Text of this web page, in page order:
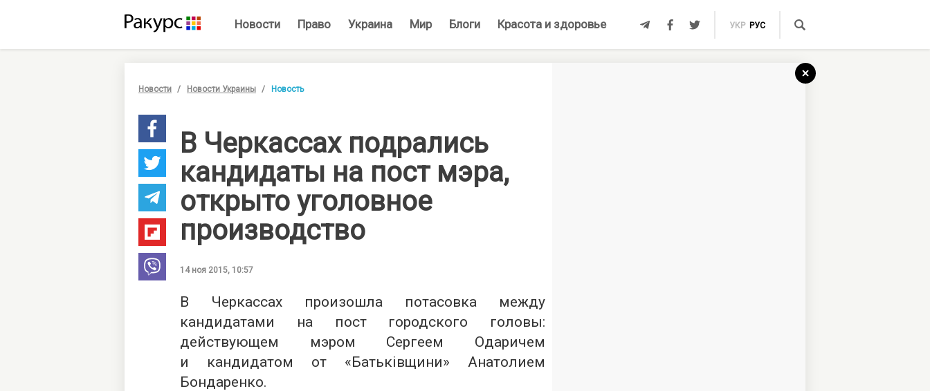
Новости Право Украина Мир Блоги Красота и здоровье УКР РУС
Новости Новости Украины Новость
В Черкассах подрались
кандидаты на пост мэра,
открыто уголовное
производство
14 ноя 2015, 10:57
В Черкассах произошла потасовка между
кандидатами на пост городского головы:
действующем мэром Сергеем Одаричем
и кандидатом от «Батьківщини» Анатолием
Бондаренко.